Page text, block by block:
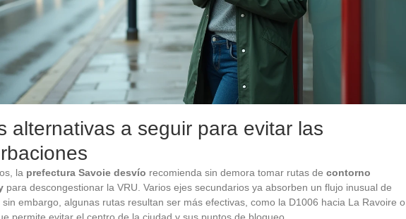
alternativas a seguir para evitar las
la prefectura Savoie desvío recomienda sin demora tomar rutas de contorno
para descongestionar la VRU. Varios ejes secundarios ya absorben un flujo inusual de
embargo, algunas rutas resultan ser más efectivas, como la D1006 hacia La Ravoire o